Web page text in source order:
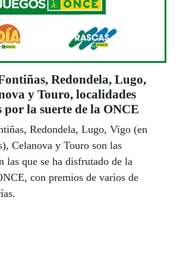
Redondela, Lugo,
y Touro, localidades
por la suerte de la ONCE
Redondela, Lugo, Vigo (en
Celanova y Touro son las
las que se ha disfrutado de la
con premios de varios de